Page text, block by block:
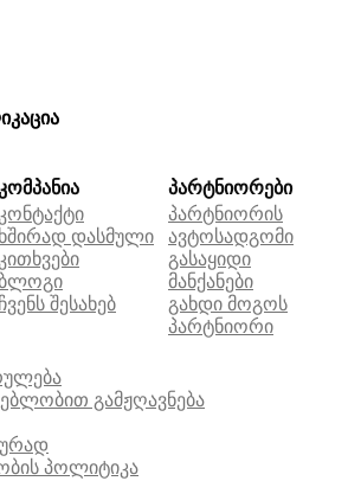
კონტაქტი
ხშირად დასმული
კითხვები
ჩვენს შესახებ
პარტნიორები
პარტნიორის
ავტოსადგომი
გასაყიდი
მანქანები
გახდი მოგოს
პარტნიორი
გამჟღავნება
პოლიტიკა